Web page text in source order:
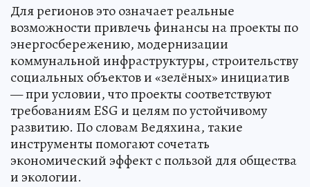
Для регионов это означает реальные
возможности привлечь финансы на проекты по
энергосбережению, модернизации
коммунальной инфраструктуры, строительству
социальных объектов и «зелёных» инициатив
— при условии, что проекты соответствуют
требованиям ESG и целям по устойчивому
развитию. По словам Ведяхина, такие
инструменты помогают сочетать
экономический эффект с пользой для общества
и экологии.